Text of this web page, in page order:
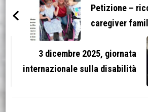
articoli
Petizione –
caregiver
3 dicembre 2025, giornata
internazionale sulla disabilità